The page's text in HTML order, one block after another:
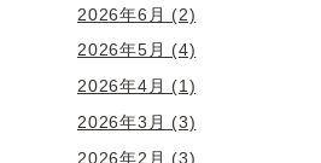
2026年6月 (2)
2026年5月 (4)
2026年4月 (1)
2026年3月 (3)
2026年2月 (3)